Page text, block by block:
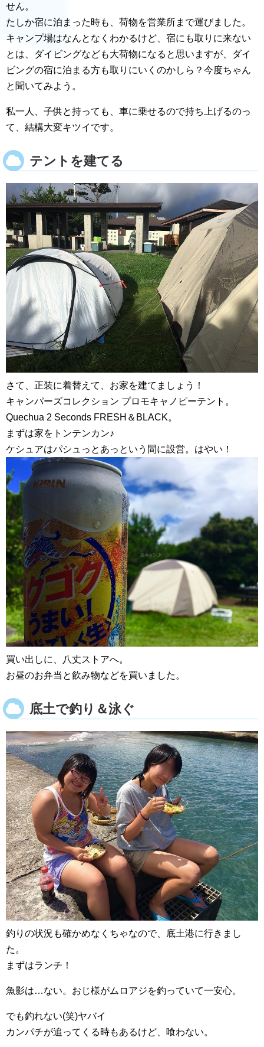
せん。
たしか宿に泊まった時も、荷物を営業所まで運びました。
キャンプ場はなんとなくわかるけど、宿にも取りに来ない
とは、ダイビングなども大荷物になると思いますが、ダイ
ビングの宿に泊まる方も取りにいくのかしら？今度ちゃん
と聞いてみよう。
私一人、子供と持っても、車に乗せるので持ち上げるのっ
て、結構大変キツイです。
テントを建てる
さて、正装に着替えて、お家を建てましょう！
キャンパーズコレクション プロモキャノピーテント。
Quechua 2 Seconds FRESH＆BLACK。
まずは家をトンテンカン♪
ケシュアはパシュっとあっという間に設営。はやい！
買い出しに、八丈ストアへ。
お昼のお弁当と飲み物などを買いました。
底土で釣り＆泳ぐ
釣りの状況も確かめなくちゃなので、底土港に行きまし
た。
まずはランチ！
魚影は…ない。おじ様がムロアジを釣っていて一安心。
でも釣れない(笑)ヤバイ
カンパチが追ってくる時もあるけど、喰わない。